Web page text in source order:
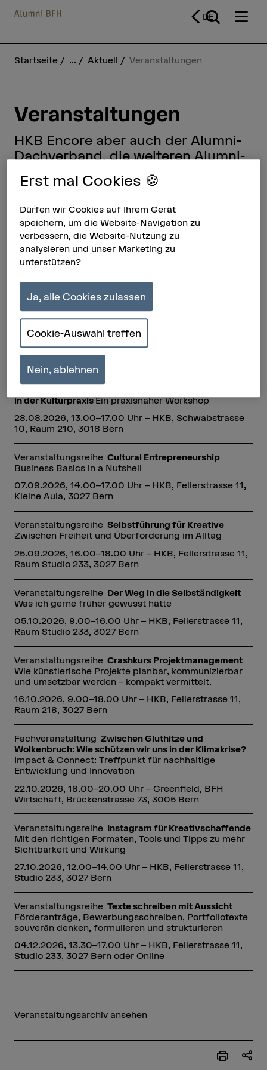
DE
Startseite ... Aktuell Veranstaltungen
Veranstaltungen
HKB Encore aber auch der Alumni-
Dachverband, die weiteren Alumni-
Vereine und die Berner
Fachhochschule bieten eine Vielzahl
für ehemalige Studierende.
Suchbegriff eingeben
8 Veranstaltungen
in der KulturpraxisEin praxisnaher Workshop
28.08.2026, 13.00–17.00 Uhr – HKB, Schwabstrasse
10, Raum 210, 3018 Bern
Veranstaltungsreihe Cultural Entrepreneurship
Business Basics in a Nutshell
07.09.2026, 14.00–17.00 Uhr – HKB, Fellerstrasse 11,
Kleine Aula, 3027 Bern
Veranstaltungsreihe Selbstführung für Kreative
Zwischen Freiheit und Überforderung im Alltag
25.09.2026, 16.00–18.00 Uhr – HKB, Fellerstrasse 11,
Raum Studio 233, 3027 Bern
Veranstaltungsreihe Der Weg in die Selbständigkeit
Was ich gerne früher gewusst hätte
05.10.2026, 9.00–16.00 Uhr – HKB, Fellerstrasse 11,
Raum Studio 233, 3027 Bern
Veranstaltungsreihe Crashkurs Projektmanagement
Wie künstlerische Projekte planbar, kommunizierbar
und umsetzbar werden – kompakt vermittelt.
16.10.2026, 9.00–18.00 Uhr – HKB, Fellerstrasse 11,
Raum 218, 3027 Bern
Fachveranstaltung Zwischen Gluthitze und
Wolkenbruch: Wie schützen wir uns in der Klimakrise?
Impact & Connect: Treffpunkt für nachhaltige
Entwicklung und Innovation
22.10.2026, 18.00–20.00 Uhr – Greenfield, BFH
Wirtschaft, Brückenstrasse 73, 3005 Bern
Veranstaltungsreihe Instagram für Kreativschaffende
Mit den richtigen Formaten, Tools und Tipps zu mehr
Sichtbarkeit und Wirkung
27.10.2026, 12.00–14.00 Uhr – HKB, Fellerstrasse 11,
Studio 233, 3027 Bern
Veranstaltungsreihe Texte schreiben mit Aussicht
Förderanträge, Bewerbungsschreiben, Portfoliotexte
souverän denken, formulieren und strukturieren
04.12.2026, 13.30–17.00 Uhr – HKB, Fellerstrasse 11,
Studio 233, 3027 Bern oder Online
Veranstaltungsarchiv ansehen
Erst mal Cookies 🍪
Dürfen wir Cookies auf Ihrem Gerät
speichern, um die Website-Navigation zu
verbessern, die Website-Nutzung zu
analysieren und unser Marketing zu
unterstützen?
Ja, alle Cookies zulassen
Cookie-Auswahl treffen
Nein, ablehnen